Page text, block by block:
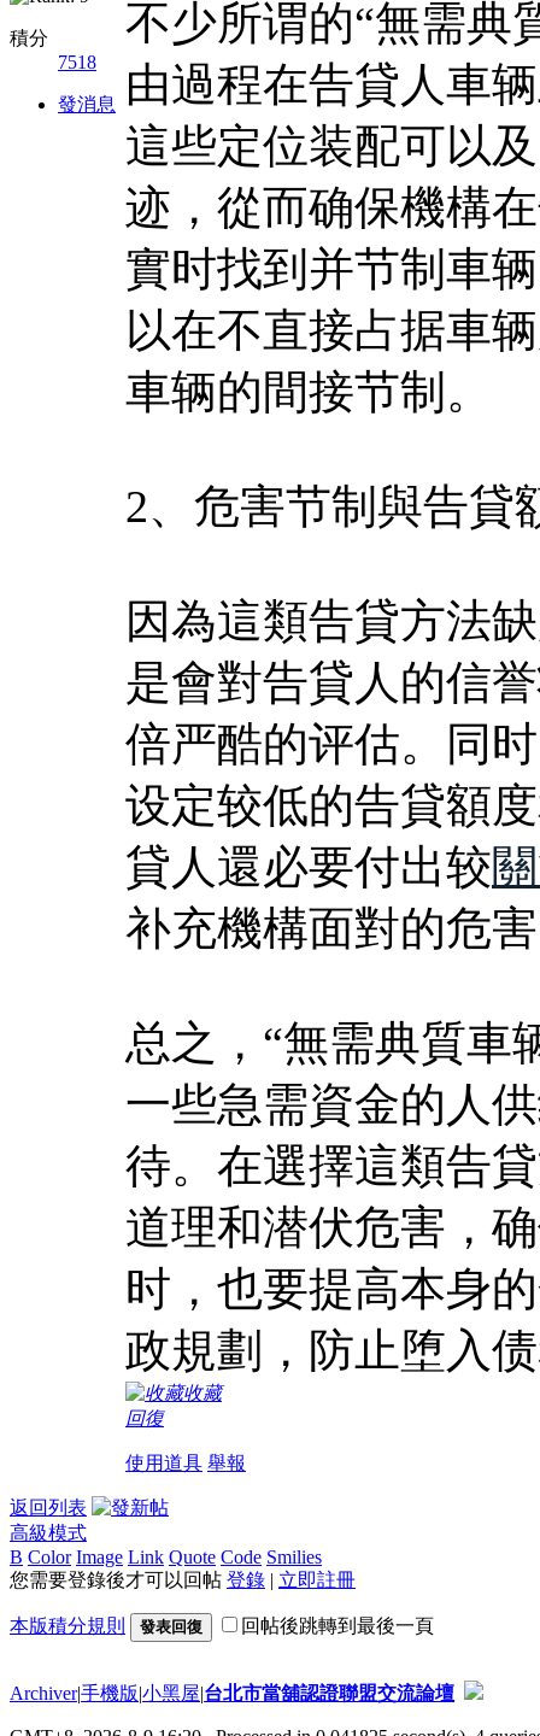
積分
7518
發消息
不少所谓的“無需典
由過程在告貸人車
這些定位装配可以
迹，從而确保機構
實时找到并节制車
以在不直接占据車
車辆的間接节制。
2、危害节制與告貸
因為這類告貸方法
是會對告貸人的信
倍严酷的评估。同
设定较低的告貸額
貸人還必要付出较
补充機構面對的危
总之，“無需典質車
一些急需資金的人
待。在選擇這類告
道理和潜伏危害，
时，也要提高本身
政規劃，防止堕入
收藏
回復
使用道具 舉報
返回列表
高級模式
B Color Image Link Quote Code Smilies
您需要登錄後才可以回帖 登錄 | 立即註冊
本版積分規則 發表回復 回帖後跳轉到最後一頁
Archiver|手機版|小黑屋|台北市當舖認證聯盟交流論壇